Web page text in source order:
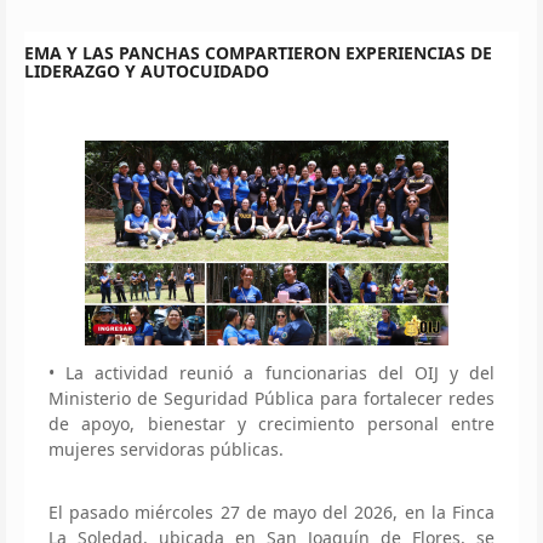
EMA Y LAS PANCHAS COMPARTIERON EXPERIENCIAS DE
LIDERAZGO Y AUTOCUIDADO
• La actividad reunió a funcionarias del OIJ y del
Ministerio de Seguridad Pública para fortalecer redes
de apoyo, bienestar y crecimiento personal entre
mujeres servidoras públicas.
El pasado miércoles 27 de mayo del 2026, en la Finca
La Soledad, ubicada en San Joaquín de Flores, se